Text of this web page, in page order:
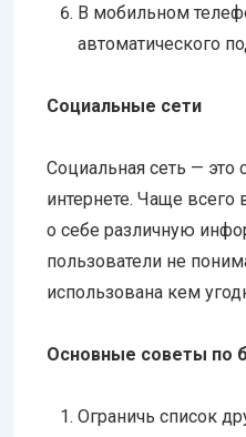
В мобильном
автоматического
Социальные сети
Социальная сеть —
интернете. Чаще всего
о себе различную
пользователи не
использована кем
Основные советы по
Ограничь список